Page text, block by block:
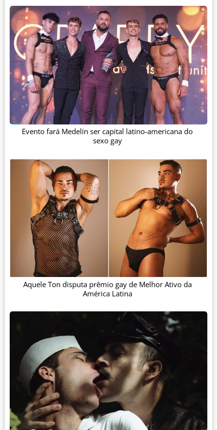
Evento fará Medelín ser capital latino-americana do
sexo gay
Aquele Ton disputa prêmio gay de Melhor Ativo da
América Latina